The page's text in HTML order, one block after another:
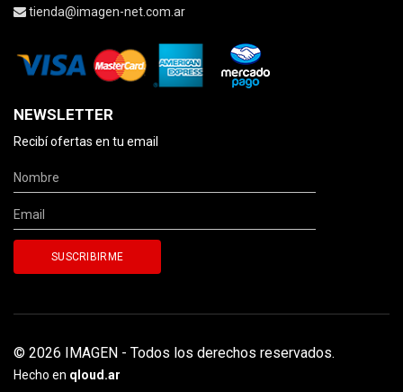
tienda@imagen-net.com.ar
NEWSLETTER
Recibí ofertas en tu email
© 2026 IMAGEN - Todos los derechos reservados.
Hecho en qloud.ar